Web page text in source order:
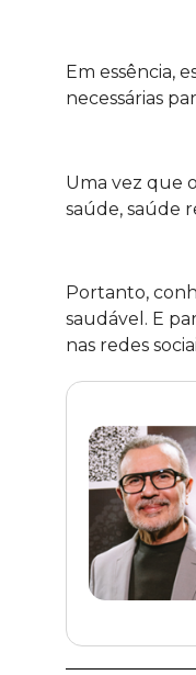
Em essência,
necessárias
Uma vez que
saúde, saúde
Portanto,
saudável. E
nas redes